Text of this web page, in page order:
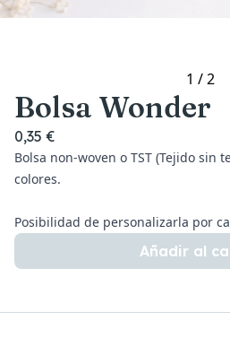
1 /2
Bolsa Wonder
0,35 €
Bolsa non-woven o TST (Tejido sin
colores.
Posibilidad de personalizarla por
Añadir al